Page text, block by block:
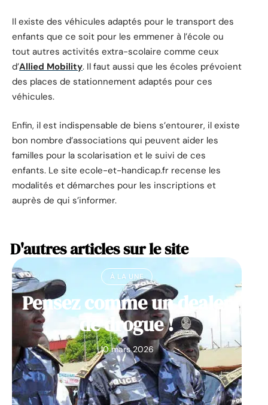
Il existe des véhicules adaptés pour le transport des
enfants que ce soit pour les emmener à l’école ou
tout autres activités extra-scolaire comme ceux
d’Allied Mobility. Il faut aussi que les écoles prévoient
des places de stationnement adaptés pour ces
véhicules.
Enfin, il est indispensable de biens s’entourer, il existe
bon nombre d’associations qui peuvent aider les
familles pour la scolarisation et le suivi de ces
enfants. Le site ecole-et-handicap.fr recense les
modalités et démarches pour les inscriptions et
auprès de qui s’informer.
D'autres articles sur le site
À LA UNE
Pensez comme un dealer
de drogue !
10 mars 2026